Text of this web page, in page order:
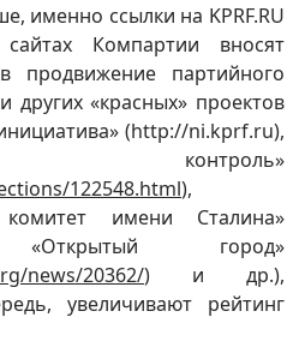
именно ссылки на KPRF.RU
Компартии вносят
продвижение партийного
других «красных» проектов
(http://ni.kprf.ru),
контроль»
122548.html),
комитет имени Сталина»
город»
news/20362/) и др.),
увеличивают рейтинг